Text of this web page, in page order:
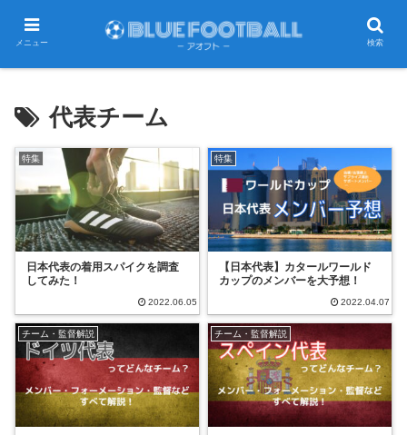
代表チーム
特集
日本代表の着用スパイクを調査
してみた！
2022.06.05
特集
【日本代表】カタールワールド
カップのメンバーを大予想！
2022.04.07
チーム・監督解説 チーム・監督解説
メニュー 検索